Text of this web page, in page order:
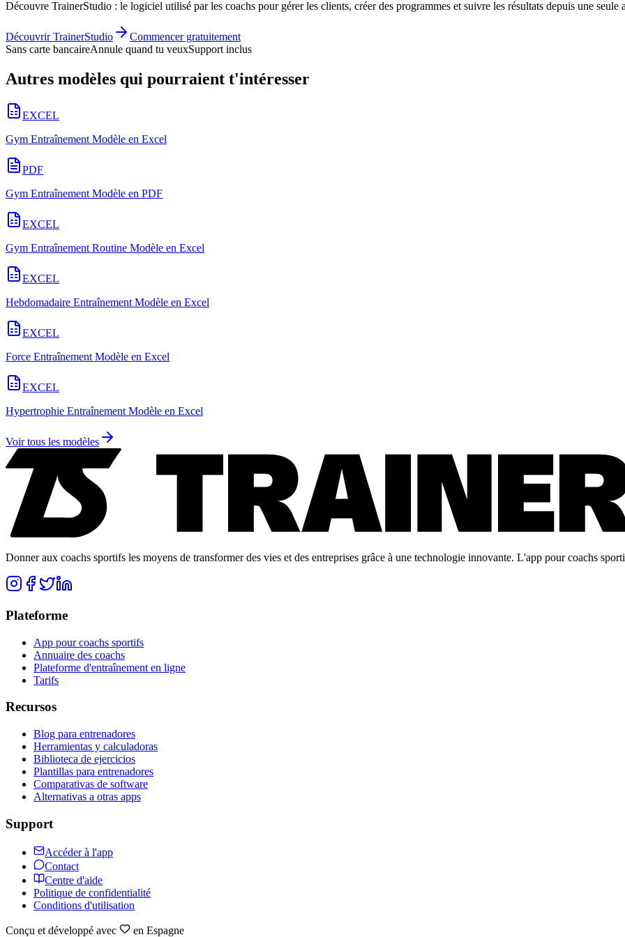
Découvre TrainerStudio : le logiciel utilisé par les coachs pour gérer les clients, créer des programmes et suivre les résultats depuis une seule
Découvrir TrainerStudio
Commencer gratuitement
Sans carte bancaireAnnule quand tu veuxSupport inclus
Autres modèles qui pourraient t'intéresser
EXCEL
Gym Entraînement Modèle en Excel
PDF
Gym Entraînement Modèle en PDF
EXCEL
Gym Entraînement Routine Modèle en Excel
EXCEL
Hebdomadaire Entraînement Modèle en Excel
EXCEL
Force Entraînement Modèle en Excel
EXCEL
Hypertrophie Entraînement Modèle en Excel
Voir tous les modèles
Donner aux coachs sportifs les moyens de transformer des vies et des entreprises grâce à une technologie innovante. L'app pour coachs
Plateforme
App pour coachs sportifs
Annuaire des coachs
Plateforme d'entraînement en ligne
Tarifs
Recursos
Blog para entrenadores
Herramientas y calculadoras
Biblioteca de ejercicios
Plantillas para entrenadores
Comparativas de software
Alternativas a otras apps
Support
Accéder à l'app
Contact
Centre d'aide
Politique de confidentialité
Conditions d'utilisation
Conçu et développé avec en Espagne